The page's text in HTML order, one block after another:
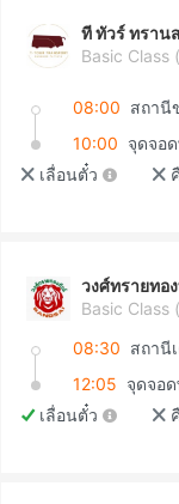
ที ทัวร์ ทราน
Basic Class
08:00 สถานี
10:00 จุดจอ
เลื่อนตั๋ว
วงศ์ทรายทอ
Basic Class
08:30
12:05 จุดจอ
เลื่อนตั๋ว